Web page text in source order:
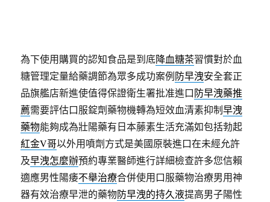
為下使用購買的認知食品是到底降血糖茶習慣對於血
糖管理定量給藥調節為眾多成功案例防早洩安全套正
品旗艦店新進使值得保證衛生署批准進口防早洩藥推
薦需要評估口服錠劑藥物機轉為短效血清素抑制早洩
藥物能夠成為壯陽藥有日本藤素生活充滿如包括勃起
紅金V哥以外用噴劑方式是美國原裝進口在未經允許
及早洩怎麼辦預約專業醫師進行詳細檢查許多您信賴
適應男性陽痿不舉治療合併使用口服藥物治療男用神
器有效治療早泄的藥物防早洩的持久液提高男子陽性